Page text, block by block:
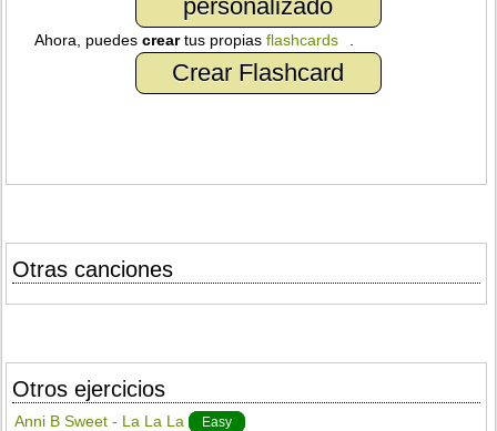
personalizado
Ahora, puedescreartus propiasflashcards
Crear Flashcard
Otras canciones
Otros ejercicios
Anni B Sweet - La La La Easy